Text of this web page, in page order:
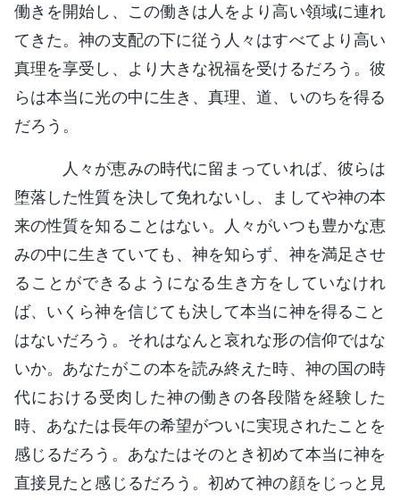
働きを開始し、この働きは人をより高い領域に連れ
てきた。神の支配の下に従う人々はすべてより高い
真理を享受し、より大きな祝福を受けるだろう。彼
らは本当に光の中に生き、真理、道、いのちを得る
だろう。
人々が恵みの時代に留まっていれば、彼らは
堕落した性質を決して免れないし、ましてや神の本
来の性質を知ることはない。人々がいつも豊かな恵
みの中に生きていても、神を知らず、神を満足させ
ることができるようになる生き方をしていなけれ
ば、いくら神を信じても決して本当に神を得ること
はないだろう。それはなんと哀れな形の信仰ではな
いか。あなたがこの本を読み終えた時、神の国の時
代における受肉した神の働きの各段階を経験した
時、あなたは長年の希望がついに実現されたことを
感じるだろう。あなたはそのとき初めて本当に神を
直接見たと感じるだろう。初めて神の顔をじっと見